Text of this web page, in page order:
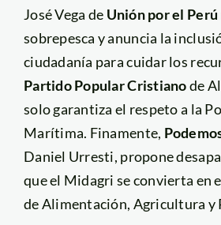
José Vega de Unión por el Perú
sobrepesca y anuncia la
ciudadanía para cuidar los
Partido Popular Cristianode
solo garantiza el respeto a la
Marítima. Finamente,
Daniel Urresti, propone
que el Midagri se convierta en
de Alimentación, Agricultura y